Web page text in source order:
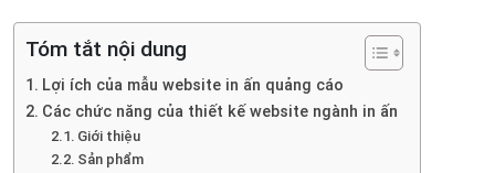
Tóm tắt nội dung
Lợi ích của mẫu website in ấn quảng cáo
Các chức năng của thiết kế website ngành in ấn
Giới thiệu
Sản phẩm